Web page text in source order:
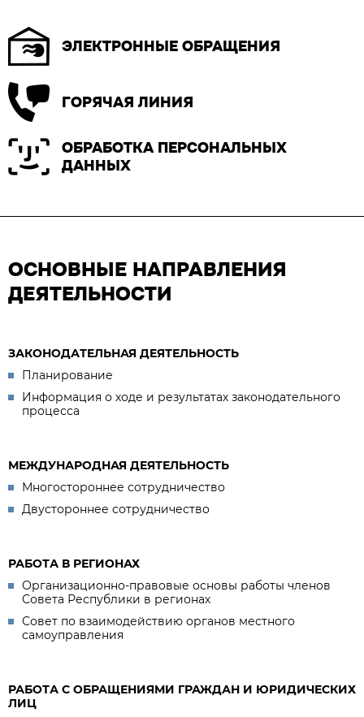
ЭЛЕКТРОННЫЕ ОБРАЩЕНИЯ
ГОРЯЧАЯ ЛИНИЯ
ОБРАБОТКА ПЕРСОНАЛЬНЫХ
ДАННЫХ
ОСНОВНЫЕ НАПРАВЛЕНИЯ
ДЕЯТЕЛЬНОСТИ
ЗАКОНОДАТЕЛЬНАЯ ДЕЯТЕЛЬНОСТЬ
Планирование
Информация о ходе и результатах законодательного
процесса
МЕЖДУНАРОДНАЯ ДЕЯТЕЛЬНОСТЬ
Многостороннее сотрудничество
Двустороннее сотрудничество
РАБОТА В РЕГИОНАХ
Организационно-правовые основы работы членов
Совета Республики в регионах
Совет по взаимодействию органов местного
самоуправления
РАБОТА С ОБРАЩЕНИЯМИ ГРАЖДАН И ЮРИДИЧЕСКИХ
ЛИЦ